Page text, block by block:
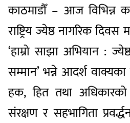
काठमाडौँ – आज विभिन्न
राष्ट्रिय ज्येष्ठ नागरिक
‘हाम्रो साझा अभियान :
सम्मान’ भन्ने आदर्श
हक, हित तथा
संरक्षण र सहभागिता